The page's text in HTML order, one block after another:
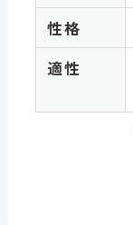
性格
適性